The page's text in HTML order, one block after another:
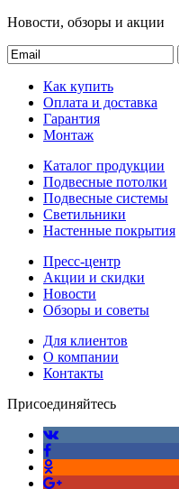
Новости, обзоры и акции
Как купить
Оплата и доставка
Гарантия
Монтаж
Каталог продукции
Подвесные потолки
Подвесные системы
Светильники
Настенные покрытия
Пресс-центр
Акции и скидки
Новости
Обзоры и советы
Для клиентов
О компании
Контакты
Присоединяйтесь